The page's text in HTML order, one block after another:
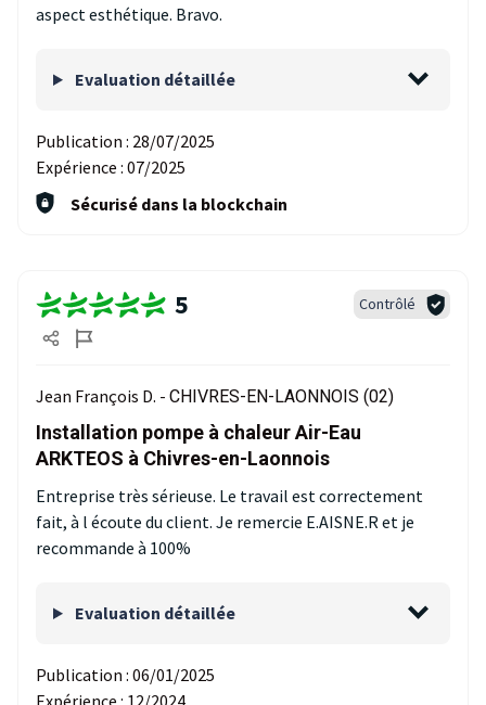
aspect esthétique. Bravo.
Evaluation détaillée
Publication : 28/07/2025
Expérience : 07/2025
Sécurisé dans la blockchain
5 Contrôlé
Jean François D. - CHIVRES-EN-LAONNOIS (02)
Installation pompe à chaleur Air-Eau
ARKTEOS à Chivres-en-Laonnois
Entreprise très sérieuse. Le travail est correctement
fait, à l écoute du client. Je remercie E.AISNE.R et je
recommande à 100%
Evaluation détaillée
Publication : 06/01/2025
Expérience : 12/2024